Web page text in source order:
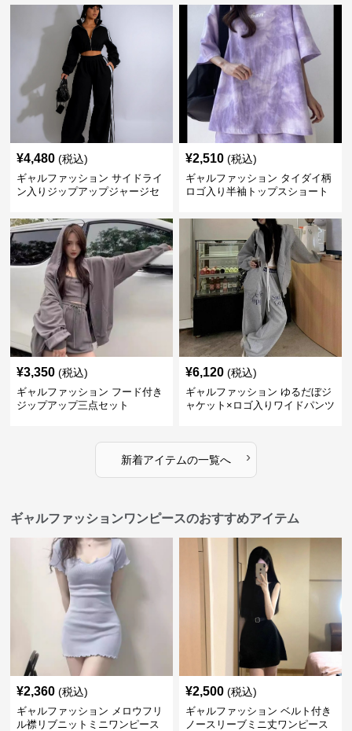
¥4,480 (税込)
ギャルファッション サイドライ
ン入りジップアップジャージセ
¥2,510 (税込)
ギャルファッション タイダイ柄
ロゴ入り半袖トップスショート
¥3,350 (税込)
ギャルファッション フード付き
ジップアップ三点セット
¥6,120 (税込)
ギャルファッション ゆるだぼジ
ャケット×ロゴ入りワイドパンツ
新着アイテムの一覧へ ›
ギャルファッションワンピースのおすすめアイテム
¥2,360 (税込)
ギャルファッション メロウフリ
ル襟リブニットミニワンピース
¥2,500 (税込)
ギャルファッション ベルト付き
ノースリーブミニ丈ワンピース